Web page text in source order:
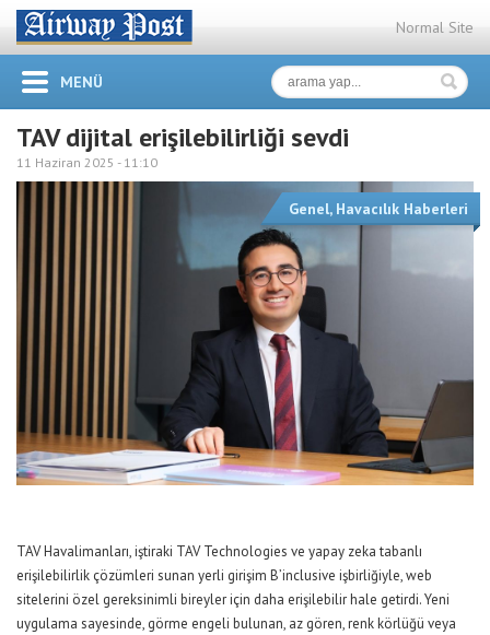
Normal Site
MENÜ
TAV dijital erişilebilirliği sevdi
11 Haziran 2025 - 11:10
Genel, Havacılık Haberleri
TAV Havalimanları, iştiraki TAV Technologies ve yapay zeka tabanlı
erişilebilirlik çözümleri sunan yerli girişim B’inclusive işbirliğiyle, web
sitelerini özel gereksinimli bireyler için daha erişilebilir hale getirdi. Yeni
uygulama sayesinde, görme engeli bulunan, az gören, renk körlüğü veya